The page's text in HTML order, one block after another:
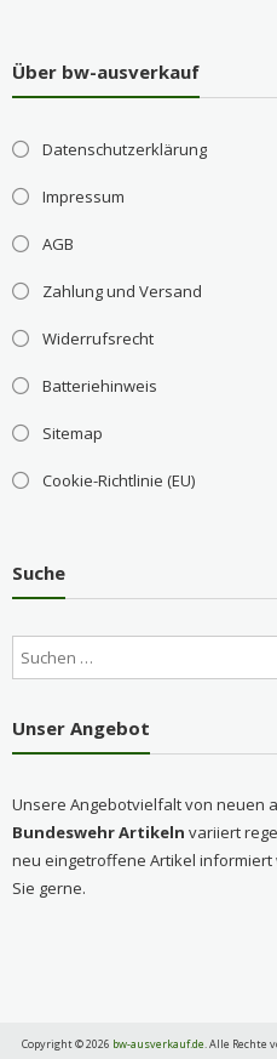
Über bw-ausverkauf
Datenschutzerklärung
Impressum
AGB
Zahlung und Versand
Widerrufsrecht
Batteriehinweis
Sitemap
Cookie-Richtlinie (EU)
Suche
Unser Angebot
Unsere Angebotvielfalt von neuen
Bundeswehr Artikeln variiert
neu eingetroffene Artikel
Sie gerne.
Copyright © 2026 bw-ausverkauf.de. Alle Rechte